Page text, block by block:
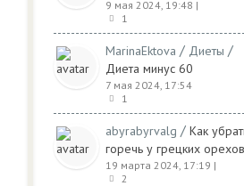
9 мая 2024, 19:48 |
1
MarinaEktova / Диеты /
Диета минус 60
7 мая 2024, 17:54
1
abyrabyrvalg / Как
горечь у грецких орехов
19 марта 2024, 17:19 |
2